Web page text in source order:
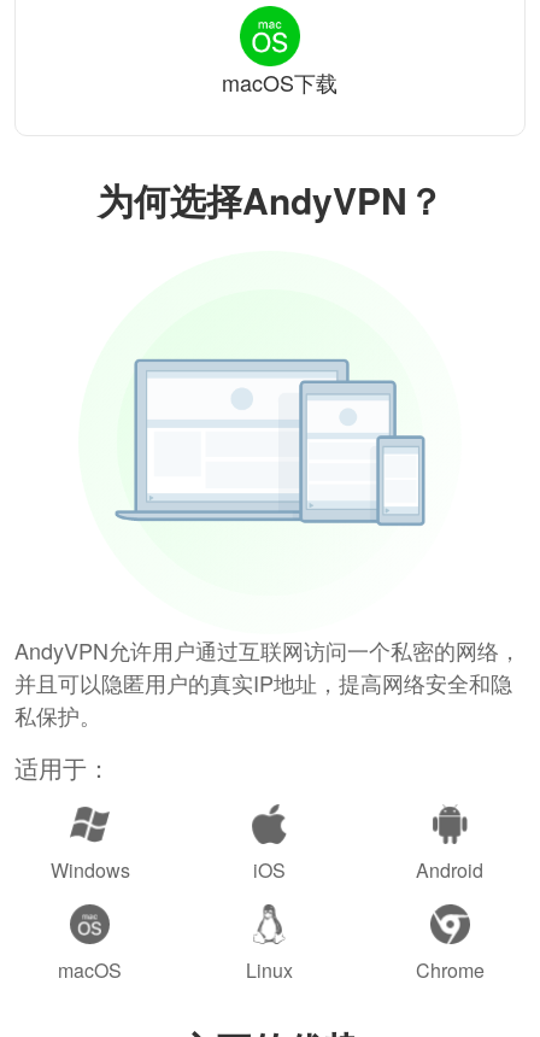
为何选择AndyVPN？
AndyVPN允许用户通过互联网访问一个私密的网络，
并且可以隐匿用户的真实IP地址，提高网络安全和隐
私保护。
适用于：
Windows iOS Android
macOS Linux Chrome
macOS下载